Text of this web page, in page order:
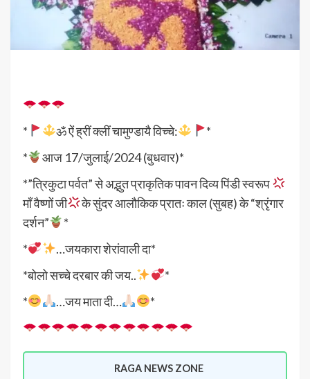
* ॐ ऐं ह्रीं क्लीं चामुण्डायै विच्चे:
*
*
आज 17/जुलाई/2024 (बुधवार)*
*”त्रिकुटा पर्वत” से अद्भुत प्राकृतिक पावन दिव्य पिंडी स्वरूप
माँ वैष्णों जी
के सुंदर आलौकिक प्रातः काल (सुबह) के “श्रृंगार
दर्शन”
*
*
…जयकारा शेरांवाली दा*
*बोलो सच्चे दरबार की जय..
*
*
…जय माता दी… *
RAGA NEWS ZONE